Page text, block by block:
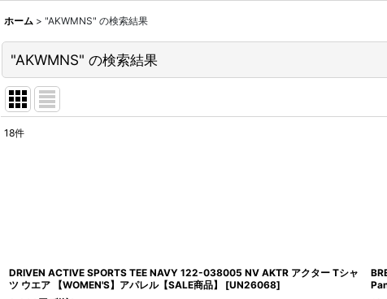
ホーム > "AKWMNS" の検索結果
"AKWMNS" の検索結果
18件
DRIVEN ACTIVE SPORTS TEE NAVY 122-038005 NV AKTR アクター Tシャ
ツ ウエア 【WOMEN'S】アパレル【SALE商品】
[UN26068]